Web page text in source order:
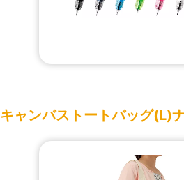
キャンバストートバッグ(L)